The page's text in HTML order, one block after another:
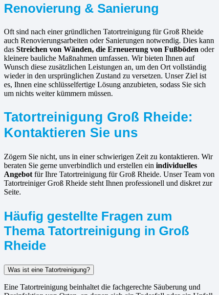
Renovierung & Sanierung
Oft sind nach einer gründlichen Tatortreinigung für Groß Rheide
auch Renovierungsarbeiten oder Sanierungen notwendig. Dies kann
das Streichen von Wänden, die Erneuerung von Fußböden oder
kleinere bauliche Maßnahmen umfassen. Wir bieten Ihnen auf
Wunsch diese zusätzlichen Leistungen an, um den Ort vollständig
wieder in den ursprünglichen Zustand zu versetzen. Unser Ziel ist
es, Ihnen eine schlüsselfertige Lösung anzubieten, sodass Sie sich
um nichts weiter kümmern müssen.
Tatortreinigung Groß Rheide:
Kontaktieren Sie uns
Zögern Sie nicht, uns in einer schwierigen Zeit zu kontaktieren. Wir
beraten Sie gerne unverbindlich und erstellen ein individuelles
Angebot für Ihre Tatortreinigung für Groß Rheide. Unser Team von
Tatortreiniger Groß Rheide steht Ihnen professionell und diskret zur
Seite.
Häufig gestellte Fragen zum
Thema Tatortreinigung in Groß
Rheide
Was ist eine Tatortreinigung?
Eine Tatortreinigung beinhaltet die fachgerechte Säuberung und